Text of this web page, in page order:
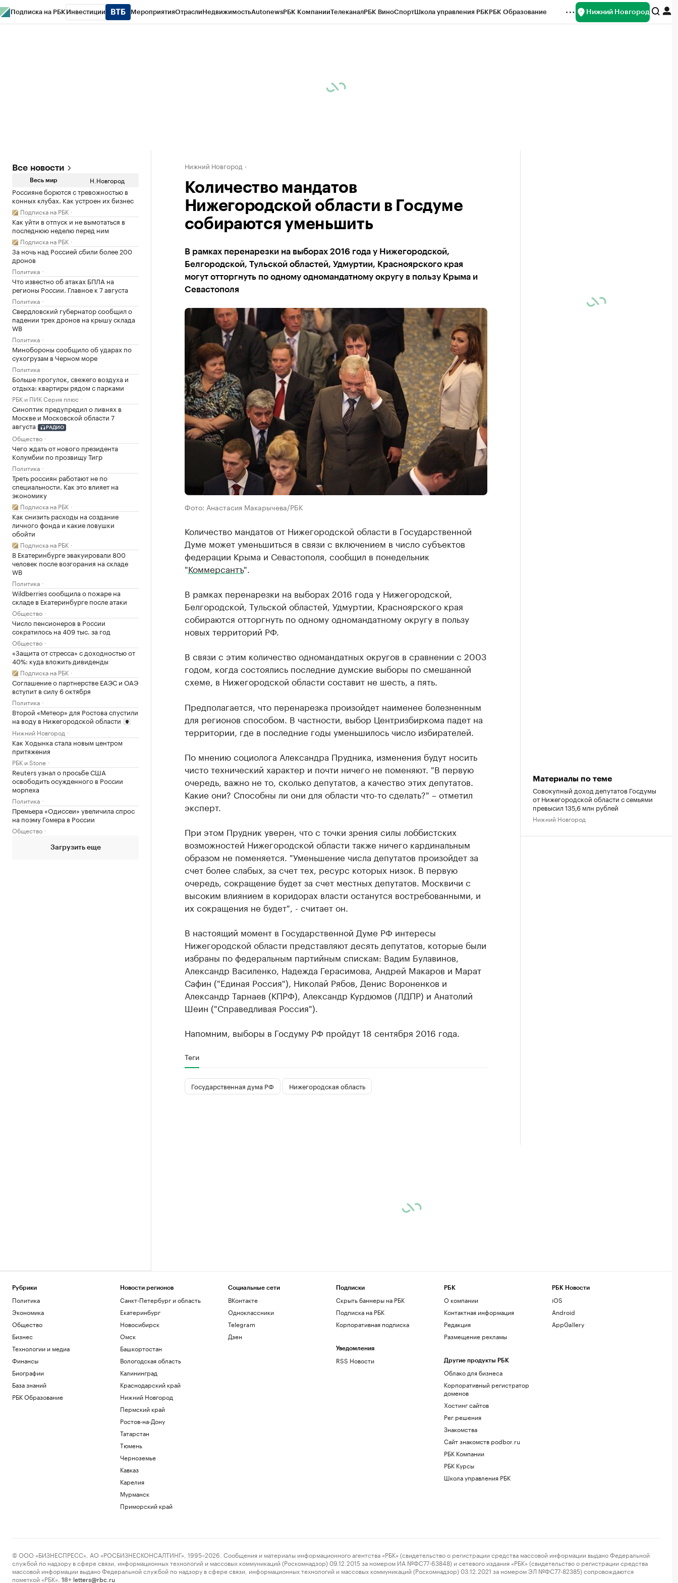
Подписка на РБК Инвестиции МероприятияОтраслиНедвижимостьAutonewsРБК КомпанииТелеканалРБК ВиноСпортШкола управления РБКРБК Образование Нижний Новгород
Все новости
Весь мир Н.Новгород
Россияне борются с тревожностью в
конных клубах. Как устроен их бизнес
Подписка на РБК
Как уйти в отпуск и не вымотаться в
последнюю неделю перед ним
Подписка на РБК
За ночь над Россией сбили более 200
дронов
Политика
Что известно об атаках БПЛА на
регионы России. Главное к 7 августа
Политика
Свердловский губернатор сообщил о
падении трех дронов на крышу склада
WB
Политика
Минобороны сообщило об ударах по
сухогрузам в Черном море
Политика
Больше прогулок, свежего воздуха и
отдыха: квартиры рядом с парками
РБК и ПИК Серия плюс
Синоптик предупредил о ливнях в
Москве и Московской области 7
августа
РАДИО
Общество
Чего ждать от нового президента
Колумбии по прозвищу Тигр
Политика
Треть россиян работают не по
специальности. Как это влияет на
экономику
Подписка на РБК
Как снизить расходы на создание
личного фонда и какие ловушки
обойти
Подписка на РБК
В Екатеринбурге эвакуировали 800
человек после возгорания на складе
WB
Политика
Wildberries сообщила о пожаре на
складе в Екатеринбурге после атаки
Общество
Число пенсионеров в России
сократилось на 409 тыс. за год
Общество
«Защита от стресса» с доходностью от
40%: куда вложить дивиденды
Подписка на РБК
Соглашение о партнерстве ЕАЭС и ОАЭ
вступит в силу 6 октября
Политика
Второй «Метеор» для Ростова спустили
на воду в Нижегородской области
Нижний Новгород
Как Ходынка стала новым центром
притяжения
РБК и Stone
Reuters узнал о просьбе США
освободить осужденного в России
морпеха
Политика
Премьера «Одиссеи» увеличила спрос
на поэму Гомера в России
Общество
Загрузить еще
Нижний Новгород
Количество мандатов
Нижегородской области в Госдуме
собираются уменьшить
В рамках перенарезки на выборах 2016 года у Нижегородской,
Белгородской, Тульской областей, Удмуртии, Красноярского края
могут отторгнуть по одному одномандатному округу в пользу Крыма и
Севастополя
Фото: Анастасия Макарычева/РБК
Количество мандатов от Нижегородской области в Государственной
Думе может уменьшиться в связи с включением в число субъектов
федерации Крыма и Севастополя, сообщил в понедельник
"Коммерсантъ".
В рамках перенарезки на выборах 2016 года у Нижегородской,
Белгородской, Тульской областей, Удмуртии, Красноярского края
собираются отторгнуть по одному одномандатному округу в пользу
новых территорий РФ.
В связи с этим количество одномандатных округов в сравнении с 2003
годом, когда состоялись последние думские выборы по смешанной
схеме, в Нижегородской области составит не шесть, а пять.
Предполагается, что перенарезка произойдет наименее болезненным
для регионов способом. В частности, выбор Центризбиркома падет на
территории, где в последние годы уменьшилось число избирателей.
По мнению социолога Александра Прудника, изменения будут носить
чисто технический характер и почти ничего не поменяют. "В первую
очередь, важно не то, сколько депутатов, а качество этих депутатов.
Какие они? Способны ли они для области что-то сделать?" – отметил
эксперт.
При этом Прудник уверен, что с точки зрения силы лоббистских
возможностей Нижегородской области также ничего кардинальным
образом не поменяется. "Уменьшение числа депутатов произойдет за
счет более слабых, за счет тех, ресурс которых низок. В первую
очередь, сокращение будет за счет местных депутатов. Москвичи с
высоким влиянием в коридорах власти останутся востребованными, и
их сокращения не будет", - считает он.
В настоящий момент в Государственной Думе РФ интересы
Нижегородской области представляют десять депутатов, которые были
избраны по федеральным партийным спискам: Вадим Булавинов,
Александр Василенко, Надежда Герасимова, Андрей Макаров и Марат
Сафин ("Единая Россия"), Николай Рябов, Денис Вороненков и
Александр Тарнаев (КПРФ), Александр Курдюмов (ЛДПР) и Анатолий
Шеин ("Справедливая Россия").
Напомним, выборы в Госдуму РФ пройдут 18 сентября 2016 года.
Теги
Государственная дума РФ Нижегородская область
Материалы по теме
Совокупный доход депутатов Госдумы
от Нижегородской области с семьями
превысил 135,6 млн рублей
Нижний Новгород
Рубрики
Политика
Экономика
Общество
Бизнес
Технологии и медиа
Финансы
Биографии
База знаний
РБК Образование
Новости регионов
Санкт-Петербург и область
Екатеринбург
Новосибирск
Омск
Башкортостан
Вологодская область
Калининград
Краснодарский край
Нижний Новгород
Пермский край
Ростов-на-Дону
Татарстан
Тюмень
Черноземье
Кавказ
Карелия
Мурманск
Приморский край
Социальные сети
ВКонтакте
Одноклассники
Telegram
Дзен
Подписки
Скрыть баннеры на РБК
Подписка на РБК
Корпоративная подписка
Уведомления
RSS Новости
РБК
О компании
Контактная информация
Редакция
Размещение рекламы
Другие продукты РБК
Облако для бизнеса
Корпоративный регистратор
доменов
Хостинг сайтов
Рег.решения
Знакомства
Сайт знакомств podbor.ru
РБК Компании
РБК Курсы
Школа управления РБК
РБК Новости
iOS
Android
AppGallery
© ООО «БИЗНЕСПРЕСС», АО «РОСБИЗНЕСКОНСАЛТИНГ», 1995–2026. Сообщения и материалы информационного агентства «РБК» (свидетельство о регистрации средства массовой информации выдано Федеральной
службой по надзору в сфере связи, информационных технологий и массовых коммуникаций (Роскомнадзор) 09.12.2015 за номером ИА №ФС77-63848) и сетевого издания «РБК» (свидетельство о регистрации средства
массовой информации выдано Федеральной службой по надзору в сфере связи, информационных технологий и массовых коммуникаций (Роскомнадзор) 03.12.2021 за номером ЭЛ №ФС77-82385) сопровождаются
пометкой «РБК».
18+ letters@rbc.ru